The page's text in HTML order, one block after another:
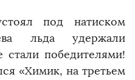
под натиском
льда удержали
стали победителями!
«Химик, на третьем